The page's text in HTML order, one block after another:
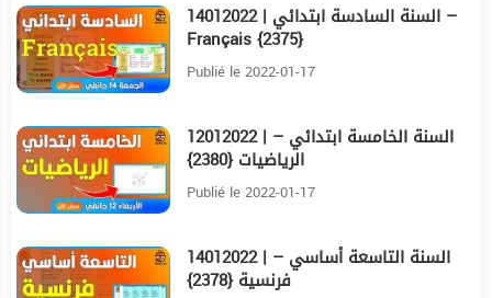
9:25 14012022 | السنة السادسة ابتدائي –
Français {2375}
Publié le 2022-01-17
25:26 12012022 | السنة الخامسة ابتدائي –
الرياضيات {2380}
Publié le 2022-01-17
18:15 14012022 | السنة التاسعة أساسي –
فرنسية {2378}